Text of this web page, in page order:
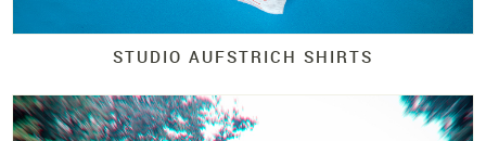
STUDIO AUFSTRICH SHIRTS